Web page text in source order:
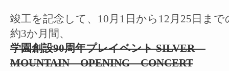
竣工を記念して、10月1日から12月25日まで
約3か月間、
学園創設90周年プレイベント SILVER
MOUNTAIN OPENING CONCERT